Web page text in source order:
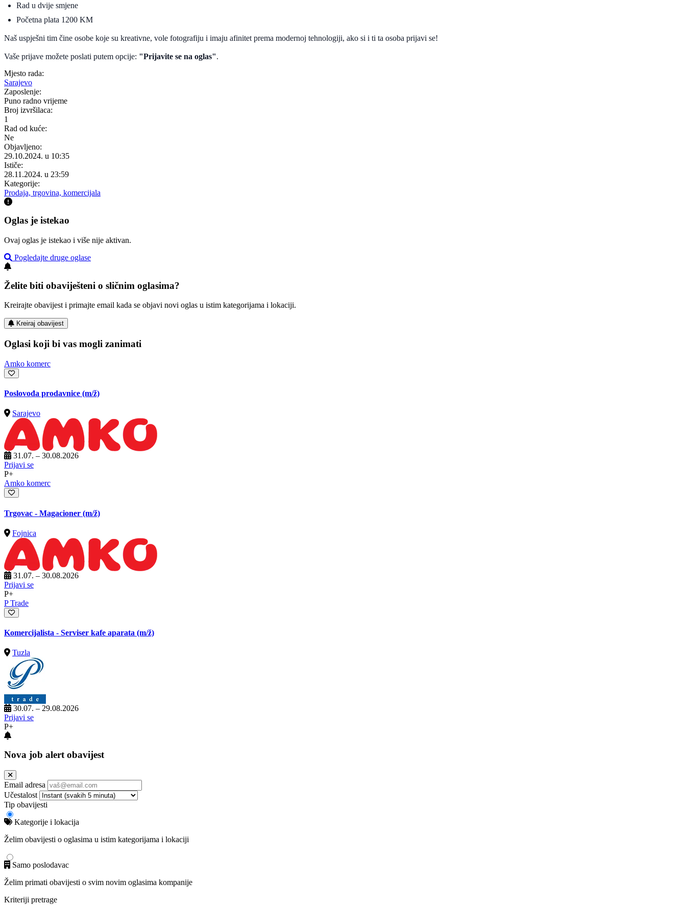
Rad u dvije smjene
Početna plata 1200 KM
Naš uspješni tim čine osobe koje su kreativne, vole fotografiju i imaju afinitet prema modernoj tehnologiji, ako si i ti ta osoba prijavi se!
Vaše prijave možete poslati putem opcije: "Prijavite se na oglas".
Mjesto rada:
Sarajevo
Zaposlenje:
Puno radno vrijeme
Broj izvršilaca:
1
Rad od kuće:
Ne
Objavljeno:
29.10.2024. u 10:35
Ističe:
28.11.2024. u 23:59
Kategorije:
Prodaja, trgovina, komercijala
Oglas je istekao
Ovaj oglas je istekao i više nije aktivan.
Pogledajte druge oglase
Želite biti obaviješteni o sličnim oglasima?
Kreirajte obavijest i primajte email kada se objavi novi oglas u istim kategorijama i lokaciji.
Kreiraj obavijest
Oglasi koji bi vas mogli zanimati
Amko komerc
Poslovođa prodavnice (m/ž)
Sarajevo
31.07. – 30.08.2026
Prijavi se
P+
Amko komerc
Trgovac - Magacioner (m/ž)
Fojnica
31.07. – 30.08.2026
Prijavi se
P+
P Trade
Komercijalista - Serviser kafe aparata (m/ž)
Tuzla
30.07. – 29.08.2026
Prijavi se
P+
Nova job alert obavijest
Email adresa
Učestalost
Tip obavijesti
Kategorije i lokacija
Želim obavijesti o oglasima u istim kategorijama i lokaciji
Samo poslodavac
Želim primati obavijesti o svim novim oglasima kompanije
Kriteriji pretrage